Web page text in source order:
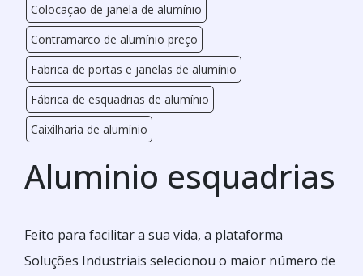
Colocação de janela de alumínio
Contramarco de alumínio preço
Fabrica de portas e janelas de alumínio
Fábrica de esquadrias de alumínio
Caixilharia de alumínio
Aluminio esquadrias
Feito para facilitar a sua vida, a plataforma
Soluções Industriais selecionou o maior número de